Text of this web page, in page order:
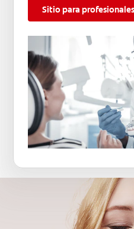
Sitio para profesionales